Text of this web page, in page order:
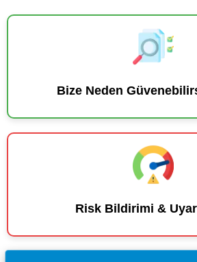
Bize Neden
Risk Bildirimi &